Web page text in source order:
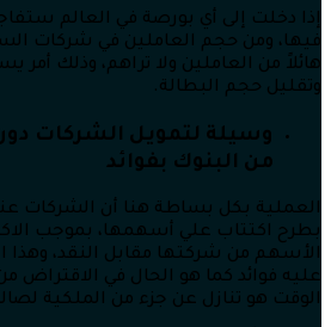
إذا دخلت إلى أي بورصة في العالم
فيها، ومن حجم العاملين في شركات
هائلاً من العاملين ولا تراهم، وذلك أمر
وتقليل حجم البطالة.
وسيلة لتمويل الشركات
من البنوك بفوائد
العملية بكل بساطة هنا أن الشركات
بطرح اكتتاب علي أسهمها، بموجب
الأسهم من شركتها مقابل النقد، وهذا
عليه فوائد كما هو الحال في الاقتراض
الوقت هو تنازل عن جزء من الملكية